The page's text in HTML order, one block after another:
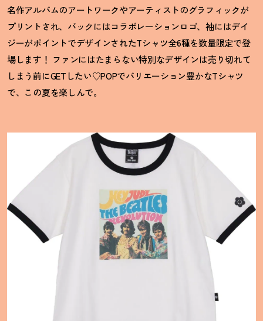
名作アルバムのアートワークやアーティストのグラフィックが
プリントされ、バックにはコラボレーションロゴ、袖にはデイ
ジーがポイントでデザインされたTシャツ全6種を数量限定で登
場します ！ ファンにはたまらない特別なデザインは売り切れて
しまう前にGETしたい♡POPでバリエーション豊かなTシャツ
で、この夏を楽しんで。